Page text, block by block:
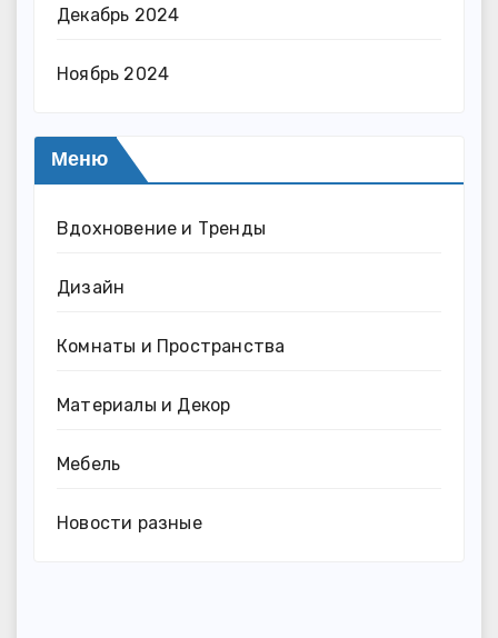
Декабрь 2024
Ноябрь 2024
Меню
Вдохновение и Тренды
Дизайн
Комнаты и Пространства
Материалы и Декор
Мебель
Новости разные